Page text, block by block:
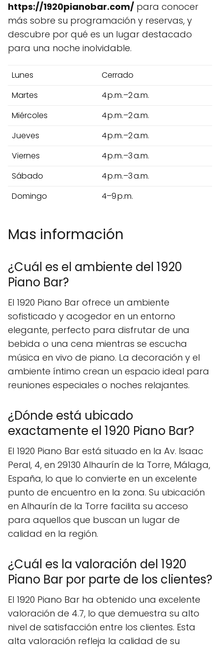
https://1920pianobar.com/ para conocer
más sobre su programación y reservas, y
descubre por qué es un lugar destacado
para una noche inolvidable.
Lunes
Cerrado
Martes
4 p.m.–2 a.m.
Miércoles
4 p.m.–2 a.m.
Jueves
4 p.m.–2 a.m.
Viernes
4 p.m.–3 a.m.
Sábado
4 p.m.–3 a.m.
Domingo
4–9 p.m.
Mas información
¿Cuál es el ambiente del 1920
Piano Bar?
El 1920 Piano Bar ofrece un ambiente
sofisticado y acogedor en un entorno
elegante, perfecto para disfrutar de una
bebida o una cena mientras se escucha
música en vivo de piano. La decoración y el
ambiente íntimo crean un espacio ideal para
reuniones especiales o noches relajantes.
¿Dónde está ubicado
exactamente el 1920 Piano Bar?
El 1920 Piano Bar está situado en la Av. Isaac
Peral, 4, en 29130 Alhaurín de la Torre, Málaga,
España, lo que lo convierte en un excelente
punto de encuentro en la zona. Su ubicación
en Alhaurín de la Torre facilita su acceso
para aquellos que buscan un lugar de
calidad en la región.
¿Cuál es la valoración del 1920
Piano Bar por parte de los clientes?
El 1920 Piano Bar ha obtenido una excelente
valoración de 4.7, lo que demuestra su alto
nivel de satisfacción entre los clientes. Esta
alta valoración refleja la calidad de su